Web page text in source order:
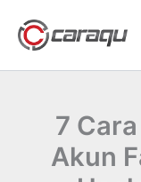
konten
7
Akun